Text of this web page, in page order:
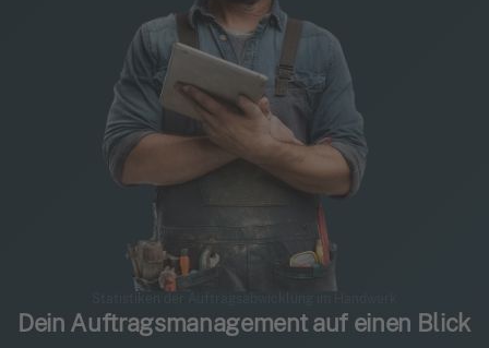
Dein Auftragsmanagement auf einen Blick